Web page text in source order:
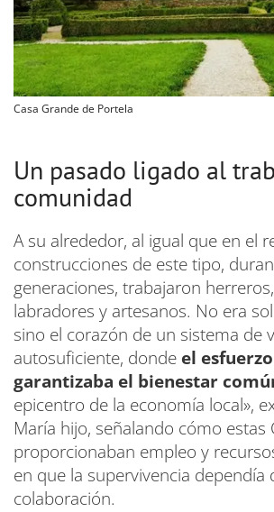
Casa Grande de Portela
Un pasado ligado al
comunidad
A su alrededor, al igual que en el
construcciones de este tipo,
generaciones, trabajaron
labradores y artesanos. No era
sino el corazón de un sistema de
autosuficiente, donde el
garantizaba el bienestar
epicentro de la economía local»,
María hijo, señalando cómo estas
proporcionaban empleo y
en que la supervivencia dependía
colaboración.